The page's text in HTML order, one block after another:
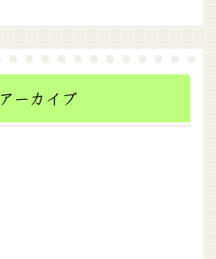
アーカイブ